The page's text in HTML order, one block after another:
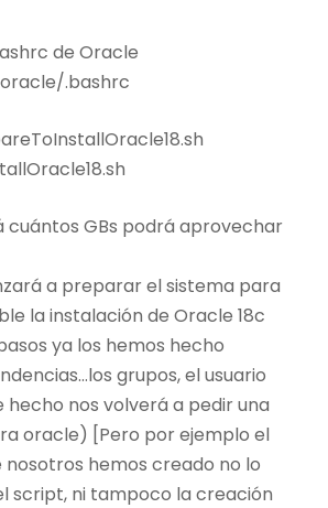
de Oracle
.bashrc
cuántos GBs podrá aprovechar
a preparar el sistema para
la instalación de Oracle 18c
ya los hemos hecho
grupos, el usuario
hecho nos volverá a pedir una
oracle) [Pero por ejemplo el
hemos creado no lo
script, ni tampoco la creación